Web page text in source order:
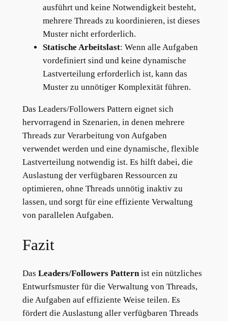
ausführt und keine Notwendigkeit besteht,
mehrere Threads zu koordinieren, ist dieses
Muster nicht erforderlich.
Statische Arbeitslast: Wenn alle Aufgaben
vordefiniert sind und keine dynamische
Lastverteilung erforderlich ist, kann das
Muster zu unnötiger Komplexität führen.
Das Leaders/Followers Pattern eignet sich
hervorragend in Szenarien, in denen mehrere
Threads zur Verarbeitung von Aufgaben
verwendet werden und eine dynamische, flexible
Lastverteilung notwendig ist. Es hilft dabei, die
Auslastung der verfügbaren Ressourcen zu
optimieren, ohne Threads unnötig inaktiv zu
lassen, und sorgt für eine effiziente Verwaltung
von parallelen Aufgaben.
Fazit
Das Leaders/Followers Patternist ein nützliches
Entwurfsmuster für die Verwaltung von Threads,
die Aufgaben auf effiziente Weise teilen. Es
fördert die Auslastung aller verfügbaren Threads